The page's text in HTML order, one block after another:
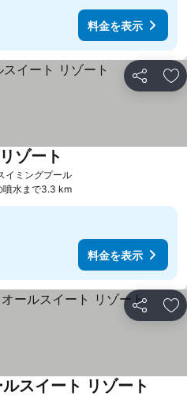
料金を表示
シェア お
イミングプール
ゾート
噴水まで3.3 km
料金を表示
シェア お
スイート リゾート